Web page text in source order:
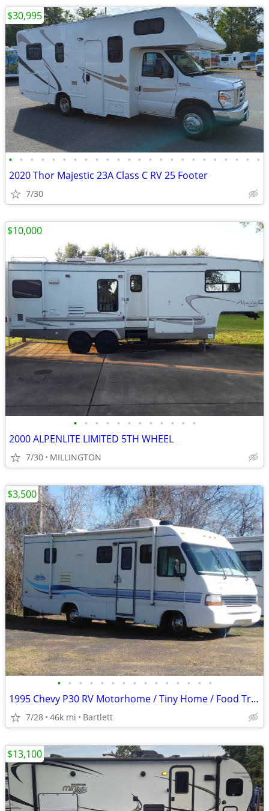
• • • • • • • • • • • • • • • • • • • • • • • •
2020 Thor Majestic 23A Class C RV 25 Footer
7/30
$30,995
• • • • • • • • • • • •
2000 ALPENLITE LIMITED 5TH WHEEL
7/30 MILLINGTON
$10,000
• • • • • • • • • • • • • • •
1995 Chevy P30 RV Motorhome / Tiny Home / Food Truck / Needs TLC
7/28 46k mi Bartlett
$3,500
$13,100